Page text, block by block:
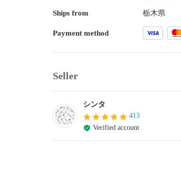
Ships from 栃木県
Payment method
Seller
シンタ
413
Verified account